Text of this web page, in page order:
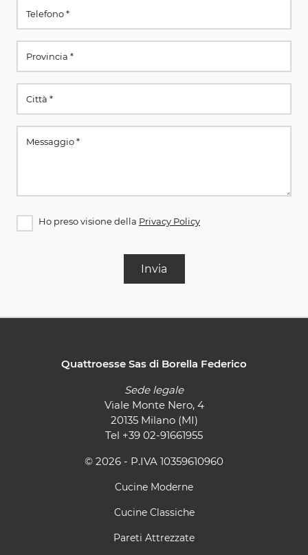
Ho preso visione della Privacy Policy
Invia
Quattroesse Sas di Borella Federico
Sede legale
Viale Monte Nero, 4
20135 Milano (MI)
Tel +39 02-91661955
© 2026 - P.IVA 10359610960
Cucine Moderne
Cucine Classiche
Pareti Attrezzate